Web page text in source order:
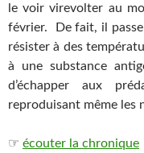
le voir virevolter au
février. De fait, il passe
résister à des
à une substance
d’échapper aux
reproduisant même les
☞ écouter la chronique